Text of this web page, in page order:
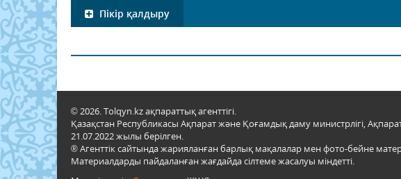
Пікір қалдыру
© 2026. Tolqyn.kz ақпараттық агенттігі.
Қазақстан Республикасы Ақпарат және Қоғамдық даму министрлігі,
21.07.2022 жылы берілген.
® Агенттік сайтында жарияланған барлық мақалалар мен фото-бейне
Материалдарды пайдаланған жағдайда сілтеме жасалуы міндетті.